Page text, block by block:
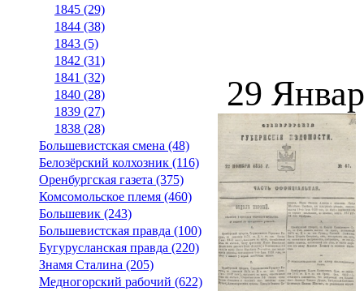
1845 (29)
1844 (38)
1843 (5)
1842 (31)
1841 (32)
1840 (28)
1839 (27)
1838 (28)
Большевистская смена (48)
Белозёрский колхозник (116)
Оренбургская газета (375)
Комсомольское племя (460)
Большевик (243)
Большевистская правда (100)
Бугурусланская правда (220)
Знамя Сталина (205)
Медногорский рабочий (622)
29